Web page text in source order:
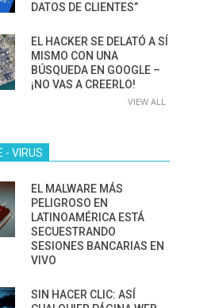
DATOS DE CLIENTES”
EL HACKER SE DELATÓ A SÍ
MISMO CON UNA
BÚSQUEDA EN GOOGLE –
¡NO VAS A CREERLO!
VIEW ALL
- VIRUS
EL MALWARE MÁS
PELIGROSO EN
LATINOAMÉRICA ESTÁ
SECUESTRANDO
SESIONES BANCARIAS EN
VIVO
SIN HACER CLIC: ASÍ